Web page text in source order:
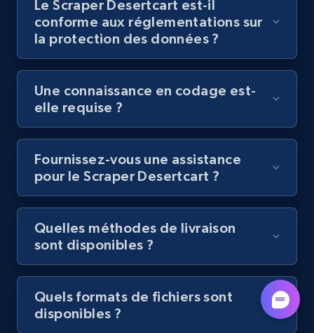
Youtube - Videos posts - Discovery videos
by podcast url
URL, Title, Youtuber, Youtuber md5, Video url,
Video length, Likes, Views, and more.
8K+ 713+
Amazon Reviews
URL, Product name, Product rating, Product
Author name, Asin, and more.
7.4K+ 870+ Essai gratuit
Le Scraper Desertcart est-il
conforme aux réglementations sur
la protection des données ?
Une connaissance en codage est-
elle requise ?
Fournissez-vous une assistance
pour le Scraper Desertcart ?
Quelles méthodes de livraison
sont disponibles ?
Quels formats de fichiers sont
disponibles ?